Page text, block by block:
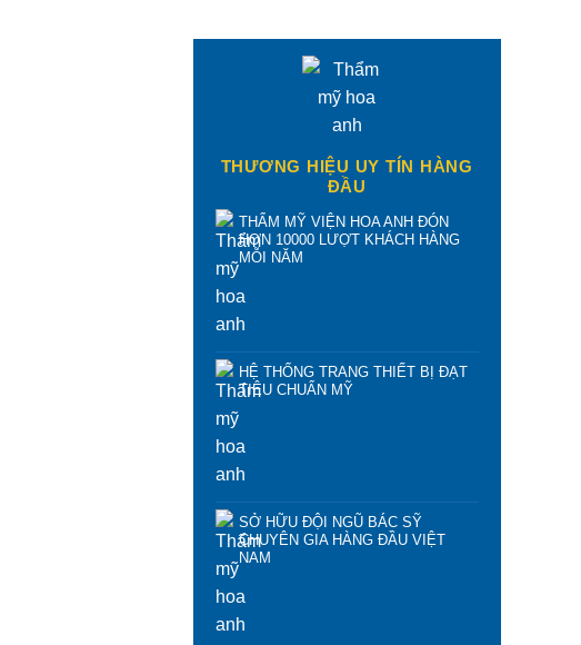
THƯƠNG HIỆU UY TÍN HÀNG
ĐẦU
THẨM MỸ VIỆN HOA ANH ĐÓN
HƠN 10000 LƯỢT KHÁCH HÀNG
MỖI NĂM
HỆ THỐNG TRANG THIẾT BỊ ĐẠT
TIÊU CHUẨN MỸ
SỞ HỮU ĐỘI NGŨ BÁC SỸ
CHUYÊN GIA HÀNG ĐẦU VIỆT
NAM